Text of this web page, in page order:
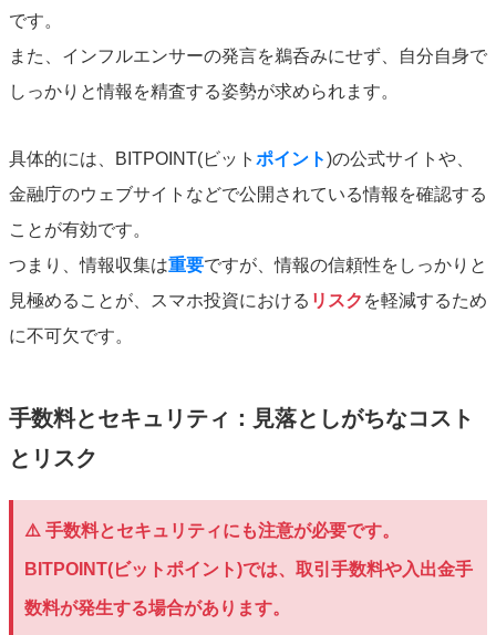
です。
また、インフルエンサーの発言を鵜呑みにせず、自分自身で
しっかりと情報を精査する姿勢が求められます。
具体的には、BITPOINT(ビット ポイント)の公式サイトや、
金融庁のウェブサイトなどで公開されている情報を確認する
ことが有効です。
つまり、情報収集は重要ですが、情報の信頼性をしっかりと
見極めることが、スマホ投資における リスク を軽減するため
に不可欠です。
手数料とセキュリティ：見落としがちなコスト
とリスク
⚠️ 手数料とセキュリティにも注意が必要です。
BITPOINT(ビットポイント)では、取引手数料や入出金手
数料が発生する場合があります。